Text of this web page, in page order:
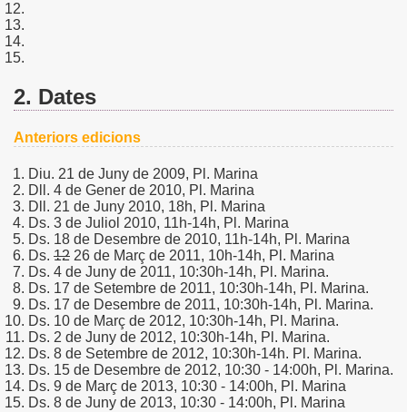
2. Dates
Anteriors edicions
Diu. 21 de Juny de 2009, Pl. Marina
Dll. 4 de Gener de 2010, Pl. Marina
Dll. 21 de Juny 2010, 18h, Pl. Marina
Ds. 3 de Juliol 2010, 11h-14h, Pl. Marina
Ds. 18 de Desembre de 2010, 11h-14h, Pl. Marina
Ds. 12 26 de Març de 2011, 10h-14h, Pl. Marina
Ds. 4 de Juny de 2011, 10:30h-14h, Pl. Marina.
Ds. 17 de Setembre de 2011, 10:30h-14h, Pl. Marina.
Ds. 17 de Desembre de 2011, 10:30h-14h, Pl. Marina.
Ds. 10 de Març de 2012, 10:30h-14h, Pl. Marina.
Ds. 2 de Juny de 2012, 10:30h-14h, Pl. Marina.
Ds. 8 de Setembre de 2012, 10:30h-14h. Pl. Marina.
Ds. 15 de Desembre de 2012, 10:30 - 14:00h, Pl. Marina.
Ds. 9 de Març de 2013, 10:30 - 14:00h, Pl. Marina
Ds. 8 de Juny de 2013, 10:30 - 14:00h, Pl. Marina